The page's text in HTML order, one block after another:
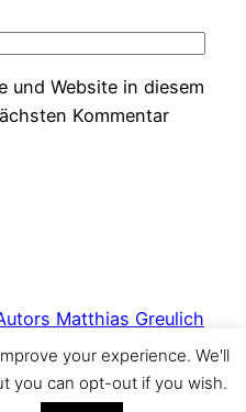
und Website in diesem
Kommentar
Matthias Greulich
your experience. We'll
you can opt-out if you wish.